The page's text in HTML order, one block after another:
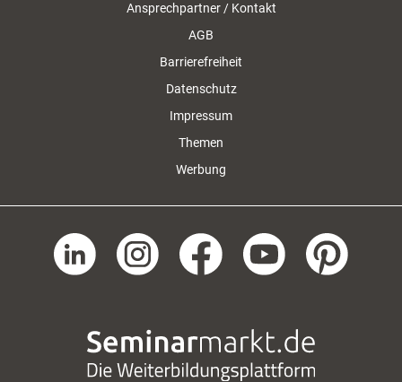
Ansprechpartner / Kontakt
AGB
Barrierefreiheit
Datenschutz
Impressum
Themen
Werbung